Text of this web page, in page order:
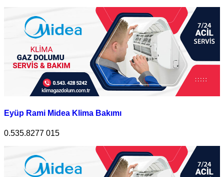
Eyüp Rami Midea Klima Bakımı
0.535.8277 015